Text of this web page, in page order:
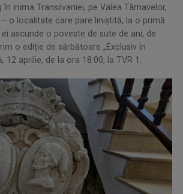
în inima Transilvaniei, pe Valea Târnavelor,
– o localitate care pare liniștită, la o primă
ascunde o poveste de sute de ani, de
o ediţie de sărbătoare „Exclusiv în
12 aprilie, de la ora 18.00, la TVR 1.